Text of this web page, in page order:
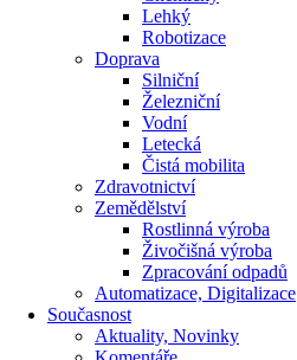
Lehký
Robotizace
Doprava
Silniční
Železniční
Vodní
Letecká
Čistá mobilita
Zdravotnictví
Zemědělství
Rostlinná výroba
Živočišná výroba
Zpracování odpadů
Automatizace, Digitalizace
Současnost
Aktuality, Novinky